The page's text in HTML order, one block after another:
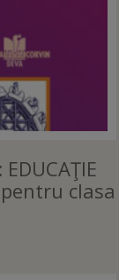
pentru clasa